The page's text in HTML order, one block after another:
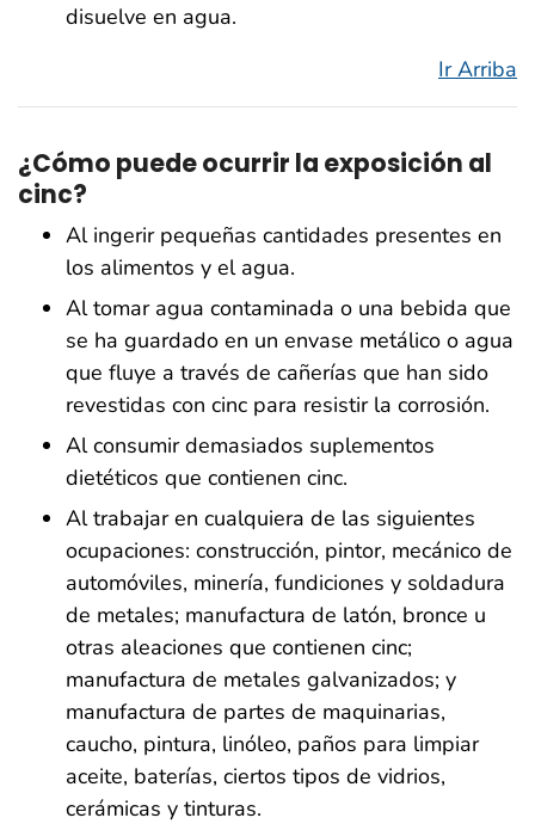
disuelve en agua.
Ir Arriba
¿Cómo puede ocurrir la exposición al
cinc?
Al ingerir pequeñas cantidades presentes en
los alimentos y el agua.
Al tomar agua contaminada o una bebida que
se ha guardado en un envase metálico o agua
que fluye a través de cañerías que han sido
revestidas con cinc para resistir la corrosión.
Al consumir demasiados suplementos
dietéticos que contienen cinc.
Al trabajar en cualquiera de las siguientes
ocupaciones: construcción, pintor, mecánico de
automóviles, minería, fundiciones y soldadura
de metales; manufactura de latón, bronce u
otras aleaciones que contienen cinc;
manufactura de metales galvanizados; y
manufactura de partes de maquinarias,
caucho, pintura, linóleo, paños para limpiar
aceite, baterías, ciertos tipos de vidrios,
cerámicas y tinturas.